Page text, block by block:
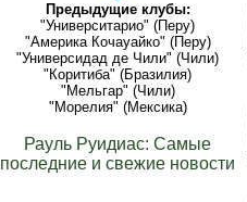
Предыдущие клубы:
"Университарио" (Перу)
"Америка Кочауайко" (Перу)
"Универсидад де Чили" (Чили)
"Коритиба" (Бразилия)
"Мельгар" (Чили)
"Морелия" (Мексика)
Рауль Руидиас: Самые
последние и свежие новости